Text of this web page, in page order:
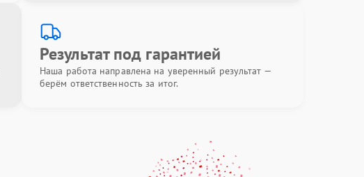
Результат под гарантией
Наша работа направлена на уверенный результат —
берём ответственность за итог.